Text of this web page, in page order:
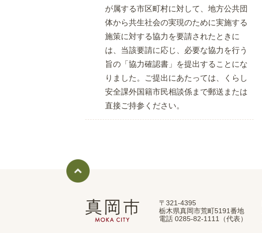
が属する市区町村に対して、地方公共団
体から共生社会の実現のために実施する
施策に対する協力を要請されたときに
は、当該要請に応じ、必要な協力を行う
旨の「協力確認書」を提出することにな
りました。ご提出にあたっては、くらし
安全課外国籍市民相談係まで郵送または
直接ご持参ください。
真
岡
〒321-4395
栃木県真岡市荒町5191番地
電話 0285-82-1111（代表）